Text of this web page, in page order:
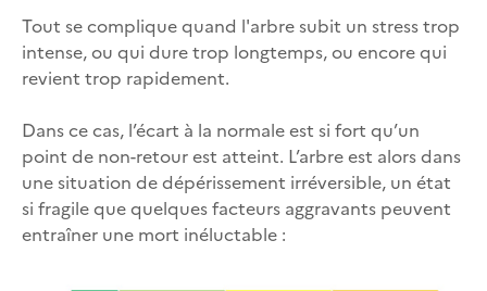
Tout se complique quand l'arbre subit un stress trop
intense, ou qui dure trop longtemps, ou encore qui
revient trop rapidement.
Dans ce cas, l’écart à la normale est si fort qu’un
point de non-retour est atteint. L’arbre est alors dans
une situation de dépérissement irréversible, un état
si fragile que quelques facteurs aggravants peuvent
entraîner une mort inéluctable :